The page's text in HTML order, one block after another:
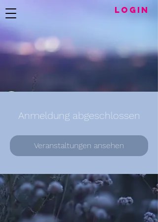
LogIN
Anmeldung abgeschlossen
Veranstaltungen ansehen